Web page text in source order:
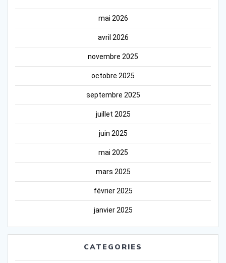
mai 2026
avril 2026
novembre 2025
octobre 2025
septembre 2025
juillet 2025
juin 2025
mai 2025
mars 2025
février 2025
janvier 2025
CATEGORIES